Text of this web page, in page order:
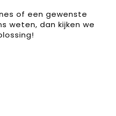
of een gewenste
weten, dan kijken we